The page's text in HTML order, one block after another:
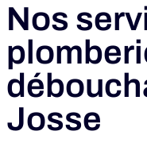
Nos
Josse